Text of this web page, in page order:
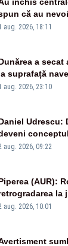
că au
vina în
aug. 2026, 18:11
a
suprafață
mondial
aug. 2026, 23:10
Udrescu:
aug. 2026, 09:22
(AUR):
la
aug. 2026, 10:01